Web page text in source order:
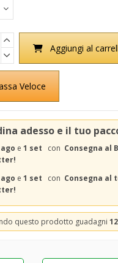
Aggiungi al
Veloce
adesso e il tuo
e 1 set con Consegna al
e 1 set con Consegna al
questo prodotto guadagni